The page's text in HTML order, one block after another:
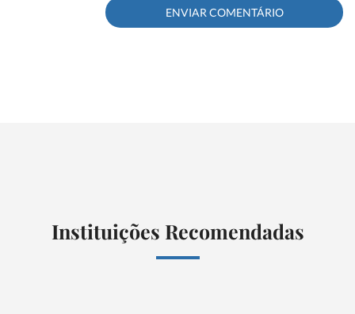
Instituições Recomendadas